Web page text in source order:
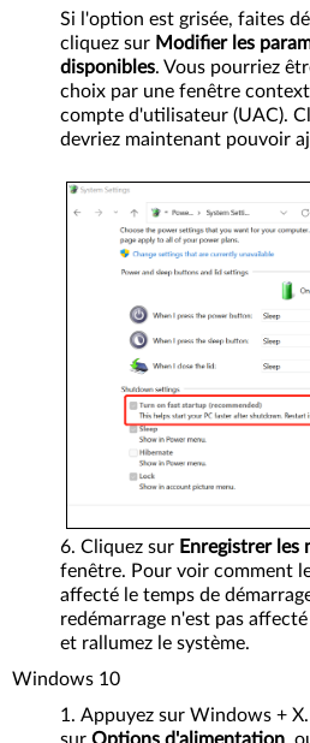
Si l'option est grisée, faites
cliquez sur Modifier les
disponibles. Vous pourriez
choix par une fenêtre
compte d'utilisateur (UAC).
devriez maintenant pouvoir
Cliquez sur Enregistrer les
fenêtre. Pour voir comment
affecté le temps de
redémarrage n'est pas
et rallumez le système.
Windows 10
Appuyez sur Windows +